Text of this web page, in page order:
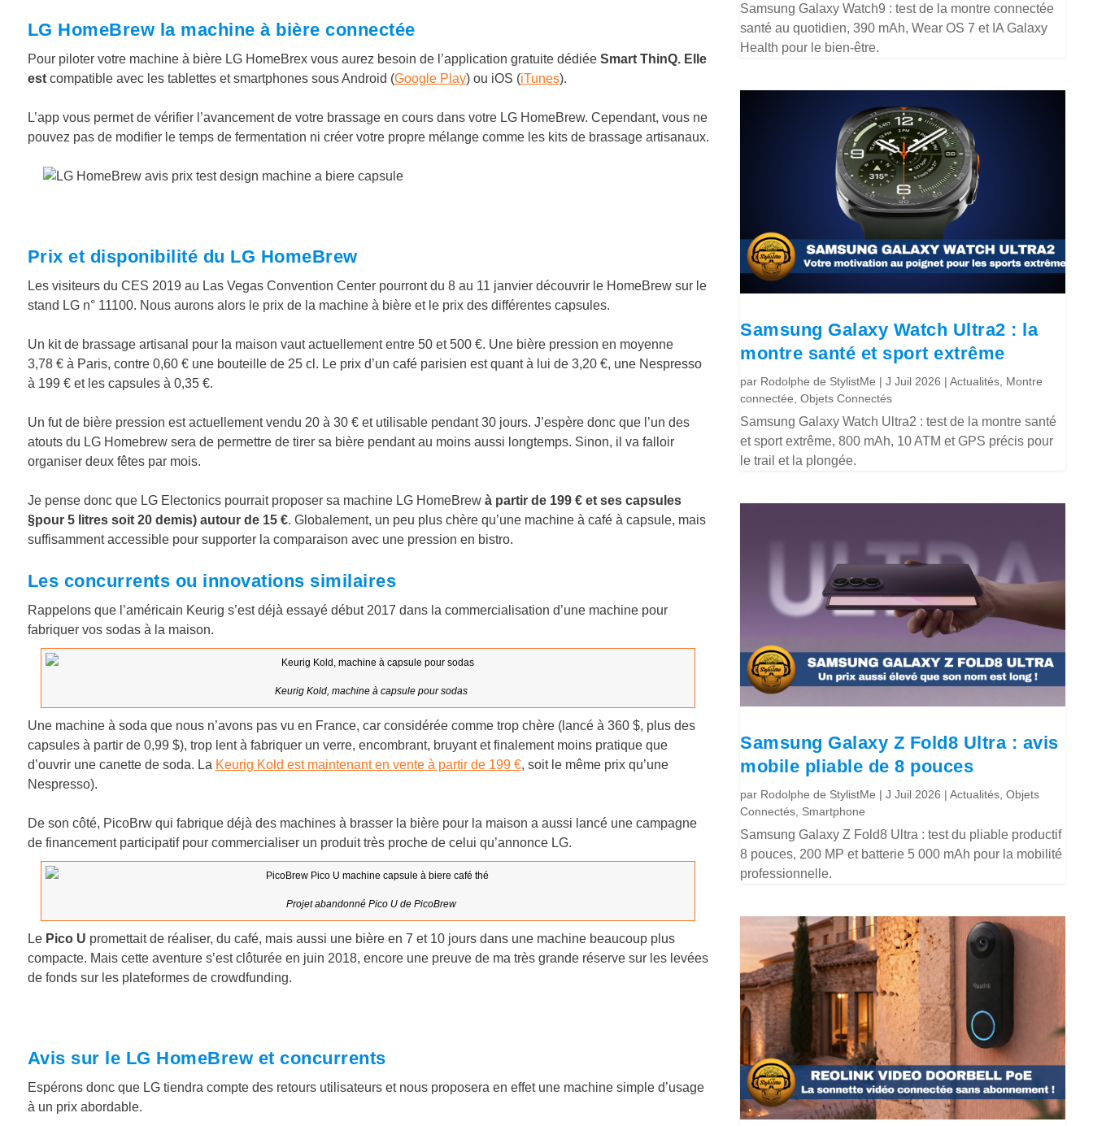
LG HomeBrew la machine à bière connectée
Pour piloter votre machine à bière LG HomeBrex vous aurez besoin de l’application gratuite dédiée Smart ThinQ. Elle
est compatible avec les tablettes et smartphones sous Android (Google Play) ou iOS (iTunes).
L’app vous permet de vérifier l’avancement de votre brassage en cours dans votre LG HomeBrew. Cependant, vous ne
pouvez pas de modifier le temps de fermentation ni créer votre propre mélange comme les kits de brassage artisanaux.
Prix et disponibilité du LG HomeBrew
Les visiteurs du CES 2019 au Las Vegas Convention Center pourront du 8 au 11 janvier découvrir le HomeBrew sur le
stand LG n° 11100. Nous aurons alors le prix de la machine à bière et le prix des différentes capsules.
Un kit de brassage artisanal pour la maison vaut actuellement entre 50 et 500 €. Une bière pression en moyenne
3,78 € à Paris, contre 0,60 € une bouteille de 25 cl. Le prix d’un café parisien est quant à lui de 3,20 €, une Nespresso
à 199 € et les capsules à 0,35 €.
Un fut de bière pression est actuellement vendu 20 à 30 € et utilisable pendant 30 jours. J’espère donc que l’un des
atouts du LG Homebrew sera de permettre de tirer sa bière pendant au moins aussi longtemps. Sinon, il va falloir
organiser deux fêtes par mois.
Je pense donc que LG Electonics pourrait proposer sa machine LG HomeBrew à partir de 199 € et ses capsules
§pour 5 litres soit 20 demis) autour de 15 €. Globalement, un peu plus chère qu’une machine à café à capsule, mais
suffisamment accessible pour supporter la comparaison avec une pression en bistro.
Les concurrents ou innovations similaires
Rappelons que l’américain Keurig s’est déjà essayé début 2017 dans la commercialisation d’une machine pour
fabriquer vos sodas à la maison.
Keurig Kold, machine à capsule pour sodas
Une machine à soda que nous n’avons pas vu en France, car considérée comme trop chère (lancé à 360 $, plus des
capsules à partir de 0,99 $), trop lent à fabriquer un verre, encombrant, bruyant et finalement moins pratique que
d’ouvrir une canette de soda. La Keurig Kold est maintenant en vente à partir de 199 €, soit le même prix qu’une
Nespresso).
De son côté, PicoBrw qui fabrique déjà des machines à brasser la bière pour la maison a aussi lancé une campagne
de financement participatif pour commercialiser un produit très proche de celui qu’annonce LG.
Projet abandonné Pico U de PicoBrew
Le Pico U promettait de réaliser, du café, mais aussi une bière en 7 et 10 jours dans une machine beaucoup plus
compacte. Mais cette aventure s’est clôturée en juin 2018, encore une preuve de ma très grande réserve sur les levées
de fonds sur les plateformes de crowdfunding.
Avis sur le LG HomeBrew et concurrents
Espérons donc que LG tiendra compte des retours utilisateurs et nous proposera en effet une machine simple d’usage
à un prix abordable.
Samsung Galaxy Watch9 : test de la montre connectée
santé au quotidien, 390 mAh, Wear OS 7 et IA Galaxy
Health pour le bien-être.
Samsung Galaxy Watch Ultra2 : la
montre santé et sport extrême
par Rodolphe de StylistMe |J Juil 2026 |Actualités Montre
connectée ,Objets Connectés
Samsung Galaxy Watch Ultra2 : test de la montre santé
et sport extrême, 800 mAh, 10 ATM et GPS précis pour
le trail et la plongée.
Samsung Galaxy Z Fold8 Ultra : avis
mobile pliable de 8 pouces
par Rodolphe de StylistMe |J Juil 2026 |Actualités ,Objets
Connectés Smartphone
Samsung Galaxy Z Fold8 Ultra : test du pliable productif
8 pouces, 200 MP et batterie 5 000 mAh pour la mobilité
professionnelle.